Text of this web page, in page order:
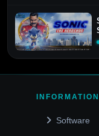
INFORMATION
Software